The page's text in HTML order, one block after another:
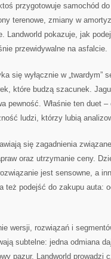
przygotowuje samochód
terenowe, zmiany w
Landworld pokazuje, jak
przewidywalne na asfalcie.
się wyłącznie w „twardym”
które budzą szacunek.
pewność. Właśnie ten duet
ludzi, którzy lubią
się zagadnienia
oraz utrzymanie ceny.
jest sensowne, a
też podejść do zakupu auta:
wersji, rozwiązań i
subtelne: jedna odmiana
pazur. Landworld prowadzi